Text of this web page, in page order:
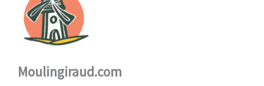
Moulingiraud.com